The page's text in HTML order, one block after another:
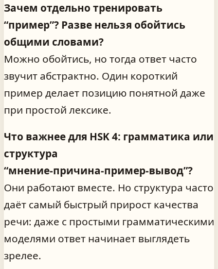
Зачем отдельно тренировать
“пример”? Разве нельзя обойтись
общими словами?
Можно обойтись, но тогда ответ часто
звучит абстрактно. Один короткий
пример делает позицию понятной даже
при простой лексике.
Что важнее для HSK 4: грамматика или
структура
“мнение‑причина‑пример‑вывод”?
Они работают вместе. Но структура часто
даёт самый быстрый прирост качества
речи: даже с простыми грамматическими
моделями ответ начинает выглядеть
зрелее.